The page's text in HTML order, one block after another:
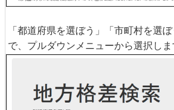
「都道府県を選ぼう」「市町村を選
で、プルダウンメニューから選択しま